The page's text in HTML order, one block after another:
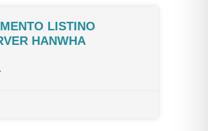
LISTINO
HANWHA